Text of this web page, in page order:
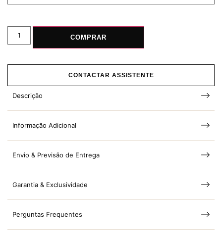
COMPRAR
CONTACTAR ASSISTENTE
Descrição
Informação Adicional
Envio & Previsão de Entrega
Garantia & Exclusividade
Perguntas Frequentes